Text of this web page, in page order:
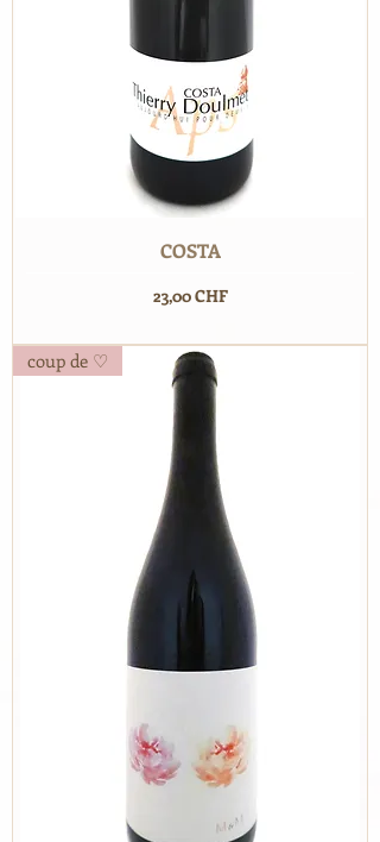
COSTA
Prix
23,00 CHF
coup de ♡